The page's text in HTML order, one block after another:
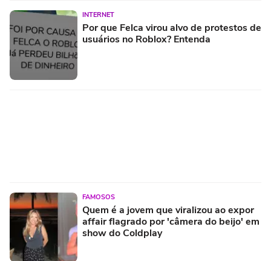
INTERNET
Por que Felca virou alvo de protestos de
usuários no Roblox? Entenda
FAMOSOS
Quem é a jovem que viralizou ao expor
affair flagrado por 'câmera do beijo' em
show do Coldplay